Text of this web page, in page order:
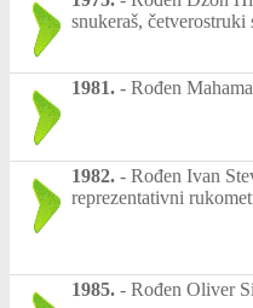
snukeraš,
1981. - Rođen
1982. - Rođen Ivan
reprezentativni
1985. - Rođen Oliver